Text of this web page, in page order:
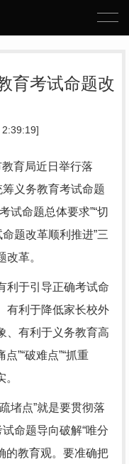
育考试命题改
育局近日举行落
筹义务教育考试命题
试命题总体要求”“切
题改革顺利推进”三
革。
利于引导正确考试命
有利于降低家长校外
、有利于义务教育高
”“破难点”“抓重
堵点”就是要贯彻落
命题导向破解“唯分
的教育观。要准确把